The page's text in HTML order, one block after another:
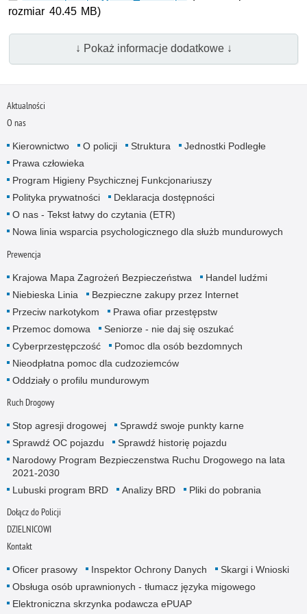
rozmiar 40.45 MB)
↓ Pokaż informacje dodatkowe ↓
Aktualności
O nas
Kierownictwo O policji Struktura
Jednostki Podległe
Prawa człowieka
Program Higieny Psychicznej Funkcjonariuszy
Polityka prywatności
Deklaracja dostępności
O nas - Tekst łatwy do czytania (ETR)
Nowa linia wsparcia psychologicznego dla służb mundurowych
Prewencja
Krajowa Mapa Zagrożeń Bezpieczeństwa
Handel ludźmi
Niebieska Linia
Bezpieczne zakupy przez Internet
Przeciw narkotykom
Prawa ofiar przestępstw
Przemoc domowa
Seniorze - nie daj się oszukać
Cyberprzestępczość
Pomoc dla osób bezdomnych
Nieodpłatna pomoc dla cudzoziemców
Oddziały o profilu mundurowym
Ruch Drogowy
Stop agresji drogowej
Sprawdź swoje punkty karne
Sprawdź OC pojazdu
Sprawdź historię pojazdu
Narodowy Program Bezpieczenstwa Ruchu Drogowego na lata
2021-2030
Lubuski program BRD
Analizy BRD Pliki do pobrania
Dołącz do Policji
DZIELNICOWI
Kontakt
Oficer prasowy Inspektor Ochrony Danych
Skargi i Wnioski
Obsługa osób uprawnionych - tłumacz języka migowego
Elektroniczna skrzynka podawcza ePUAP